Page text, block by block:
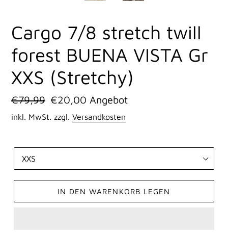
Cargo 7/8 stretch twill
forest BUENA VISTA Gr
XXS (Stretchy)
Normaler
Preis
€79,99 Sonderpreis
€20,00 Angebot
inkl. MwSt. zzgl. Versandkosten
IN DEN WARENKORB LEGEN